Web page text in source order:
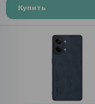
Купить